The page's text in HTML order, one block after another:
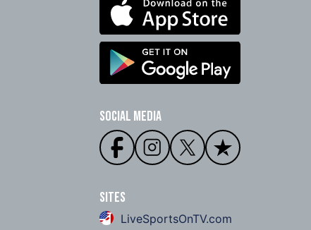
Social Media
Sites
LiveSportsOnTV.com